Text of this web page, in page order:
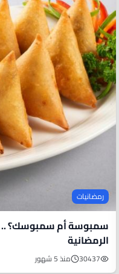
رمضانيات
الرمضانية
30437 منذ 5 شهور